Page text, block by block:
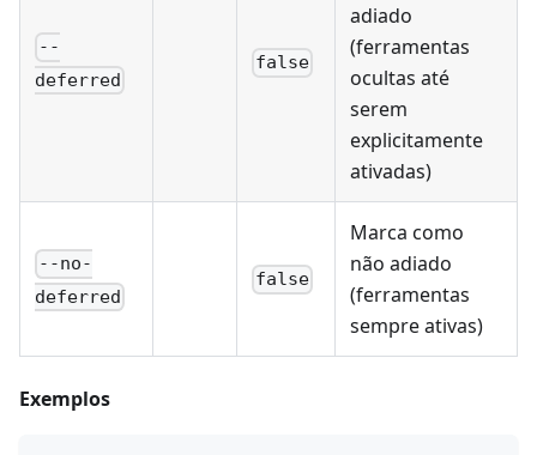
--
deferred
false
adiado
(ferramentas
ocultas até
serem
explicitamente
ativadas)
--no-
deferred
false
Marca como
não adiado
(ferramentas
sempre ativas)
Exemplos